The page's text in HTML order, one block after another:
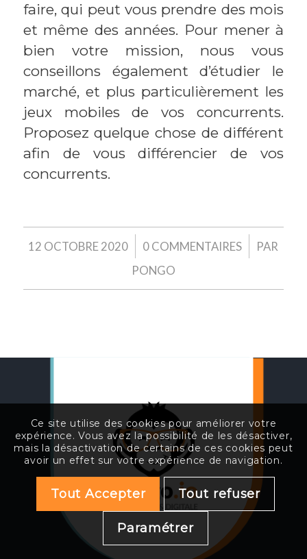
faire, qui peut vous prendre des mois
et même des années. Pour mener à
bien votre mission, nous vous
conseillons également d’étudier le
marché, et plus particulièrement les
jeux mobiles de vos concurrents.
Proposez quelque chose de différent
afin de vous différencier de vos
concurrents.
12 OCTOBRE 2020
/ 0 COMMENTAIRES
/
PAR
PONGO
Ce site utilise des cookies pour améliorer votre
expérience. Vous avez la possibilité de les désactiver,
mais la désactivation de certains de ces cookies peut
avoir un effet sur votre expérience de navigation.
Tout Accepter Tout refuser
Paramétrer